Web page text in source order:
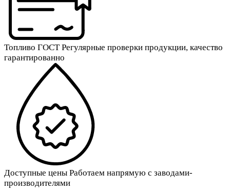
Топливо ГОСТРегулярные проверки продукции, качество
гарантированно
Доступные цены Работаем напрямую с заводами-
производителями